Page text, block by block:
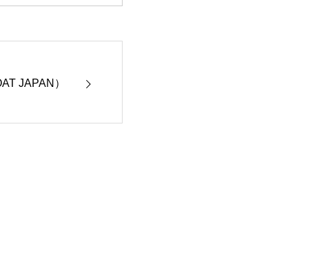
JAPAN）